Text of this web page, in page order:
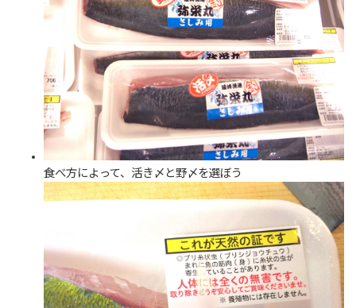
食べ方によって、活き〆と野〆を選ぼう